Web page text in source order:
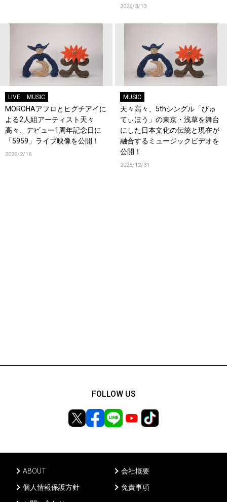
2026/3/13
LIVE MUSIC
MOROHAアフロとヒグチアイに
よる2人組アーティスト天々
高々、デビュー1周年記念日に
「5959」ライブ映像を公開！
2026/2/16
MUSIC
天々高々、5thシングル「びゅ
てぃほう」の東京・浅草を舞台
にした日本文化の伝統と現在が
融合するミュージックビデオを
公開！
2025/12/31
ABOUT
会社概要
個人情報保護方針
免責事項
FOLLOW US